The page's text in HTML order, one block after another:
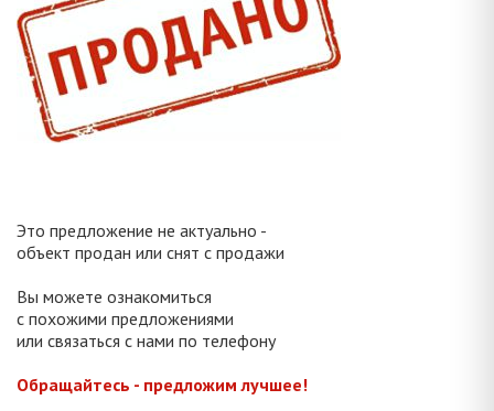
Это предложение не актуально -
объект продан или снят с продажи
Вы можете ознакомиться
с похожими предложениями
или связаться с нами по телефону
Обращайтесь - предложим лучшее!